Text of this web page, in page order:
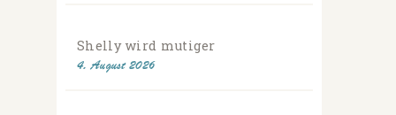
Shelly wird mutiger
4. August 2026